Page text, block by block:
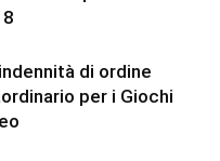
di ordine
per i Giochi